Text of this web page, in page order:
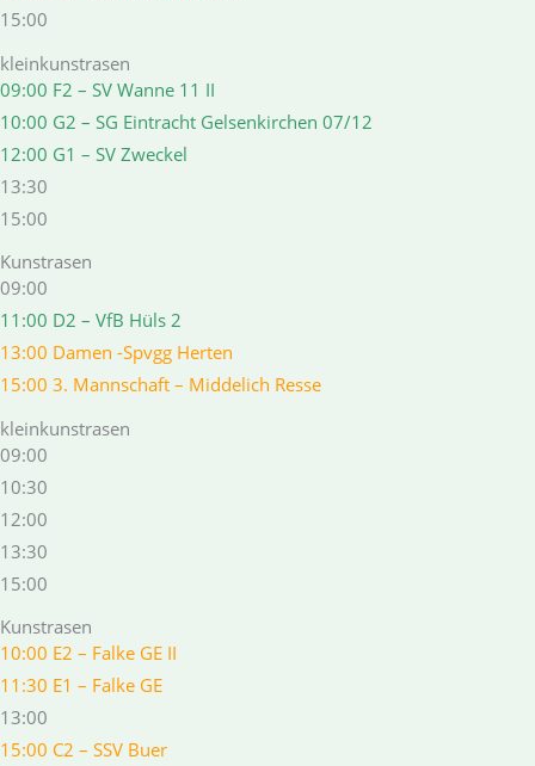
15:00
kleinkunstrasen
09:00 F2 – SV Wanne 11 II
10:00 G2 – SG Eintracht Gelsenkirchen 07/12
12:00 G1 – SV Zweckel
13:30
15:00
Kunstrasen
09:00
11:00 D2 – VfB Hüls 2
13:00 Damen -Spvgg Herten
15:00 3. Mannschaft – Middelich Resse
kleinkunstrasen
09:00
10:30
12:00
13:30
15:00
Kunstrasen
10:00 E2 – Falke GE II
11:30 E1 – Falke GE
13:00
15:00 C2 – SSV Buer